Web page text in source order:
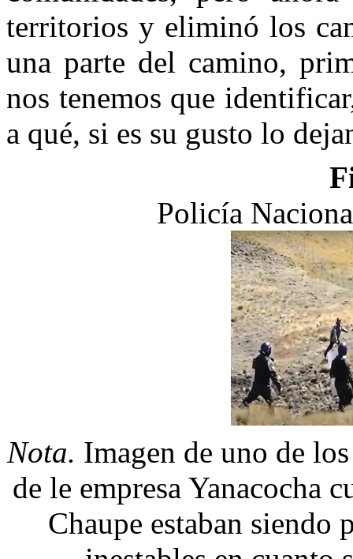
territorios y eliminó los
una parte del camino,
nos tenemos que
a qué, si es su gusto lo
Policía
Nota. Imagen de uno de
de le empresa Yanacocha
Chaupe estaban siendo